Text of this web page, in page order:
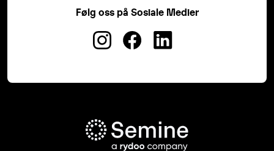
Følg oss på Sosiale Medier